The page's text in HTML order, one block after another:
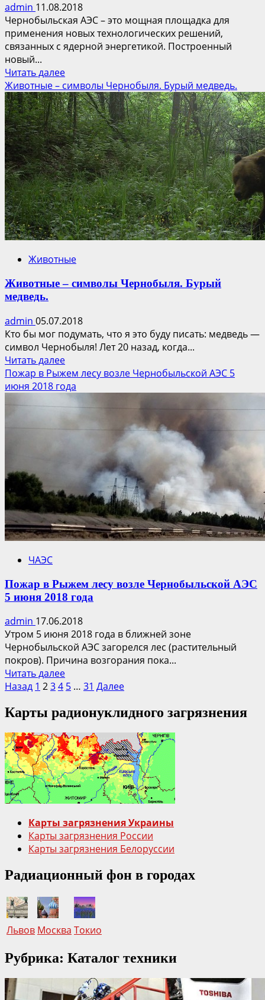
admin 11.08.2018
Чернобыльская АЭС – это мощная площадка для
применения новых технологических решений,
связанных с ядерной энергетикой. Построенный
новый...
Читать далееПрочитать
больше
о
Модель
объекта
«Укрытие»
в
виртуальной
реальности
Животные – символы Чернобыля. Бурый медведь.
Животные
Животные – символы Чернобыля. Бурый
медведь.
admin 05.07.2018
Кто бы мог подумать, что я это буду писать: медведь —
символ Чернобыля! Лет 20 назад, когда...
Читать далееПрочитать
больше
о
Животные
–
символы
Чернобыля.
медведь.
Пожар в Рыжем лесу возле Чернобыльской АЭС 5
июня 2018 года
ЧАЭС
Пожар в Рыжем лесу возле Чернобыльской АЭС
5 июня 2018 года
admin 17.06.2018
Утром 5 июня 2018 года в ближней зоне
Чернобыльской АЭС загорелся лес (растительный
покров). Причина возгорания пока...
Читать далееПрочитать
больше
Пожар
Рыжем
лесу
возле
Чернобыльской
АЭС
5
2018
года
Пагинация
Назад 1 234 5 … 31 Далее
Карты радионуклидного загрязнения
Карты загрязнения Украины
Карты загрязнения России
Карты загрязнения Белоруссии
Радиационный фон в городах
Львов Москва Токио
Рубрика: Каталог техники